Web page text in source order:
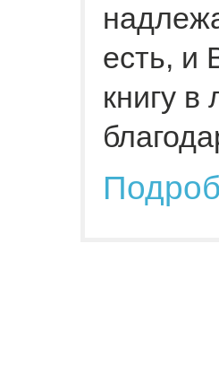
есть, и
книгу